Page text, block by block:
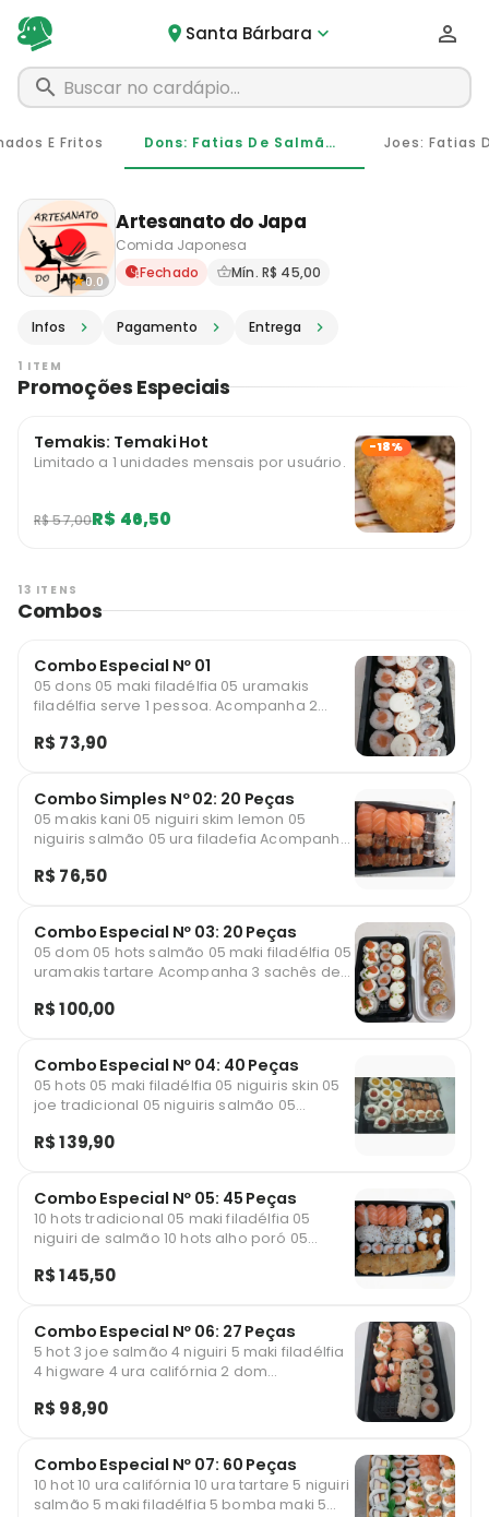
Santa Bárbara
0.0
Artesanato do Japa
Comida Japonesa
Delivery em Santa
Fechado Mín. R$ 45,00
Infos Pagamento Entrega
E Fritos Dons: Fatias De Salmão Com Cream Cheese Sem Arroz
1 ITEM
Promoções Especiais
Temakis: Temaki Hot
Limitado a 1 unidades mensais por usuário.
R$ 57,00R$ 46,50
-18%
13 ITENS
Combos
Combo Especial Nº 01
05 dons 05 maki filadélfia 05 uramakis
filadélfia serve 1 pessoa. Acompanha 2
R$ 73,90
Combo Simples Nº 02: 20 Peças
05 makis kani 05 niguiri skim lemon 05
niguiris salmão 05 ura filadefia Acompanha
R$ 76,50
Combo Especial Nº 03: 20 Peças
05 dom 05 hots salmão 05 maki filadélfia 05
uramakis tartare Acompanha 3 sachês de
R$ 100,00
Combo Especial Nº 04: 40 Peças
05 hots 05 maki filadélfia 05 niguiris skin 05
joe tradicional 05 niguiris salmão 05
uramakis pimenta biquinho Acompanha,4
R$ 139,90
Combo Especial Nº 05: 45 Peças
10 hots tradicional 05 maki filadélfia 05
niguiri de salmão 10 hots alho poró 05
Acompanha 5 sachês de soyu, 3 hashis e 2
R$ 145,50
Combo Especial Nº 06: 27 Peças
5 hot 3 joe salmão 4 niguiri 5 maki filadélfia
4 higware 4 ura califórnia 2 dom
teryaky
R$ 98,90
Combo Especial Nº 07: 60 Peças
10 hot 10 ura califórnia 10 ura tartare 5 niguiri
salmão 5 maki filadélfia 5 bomba maki 5